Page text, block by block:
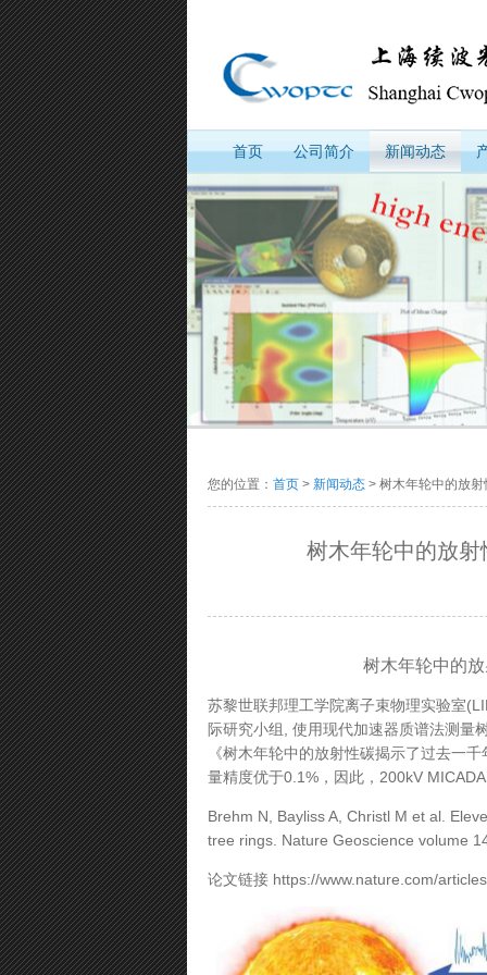
首页 公司简介 新闻动态
您的位置： 首页 > 新闻动态 > 树木年轮中的放
树木年轮中的放
树木年轮中的
苏黎世联邦理工学院离子束物理实验室
际研究小组, 使用现代加速器质谱法测量
《树木年轮中的放射性碳揭示了过去一
量精度优于0.1%，因此，200kV
Brehm N, Bayliss A, Christl M et al.
tree rings. Nature Geoscience volume
论文链接 https://www.nature.com/